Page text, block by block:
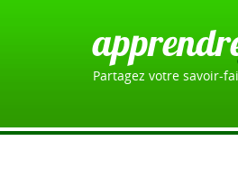
Partagez votre savoir-